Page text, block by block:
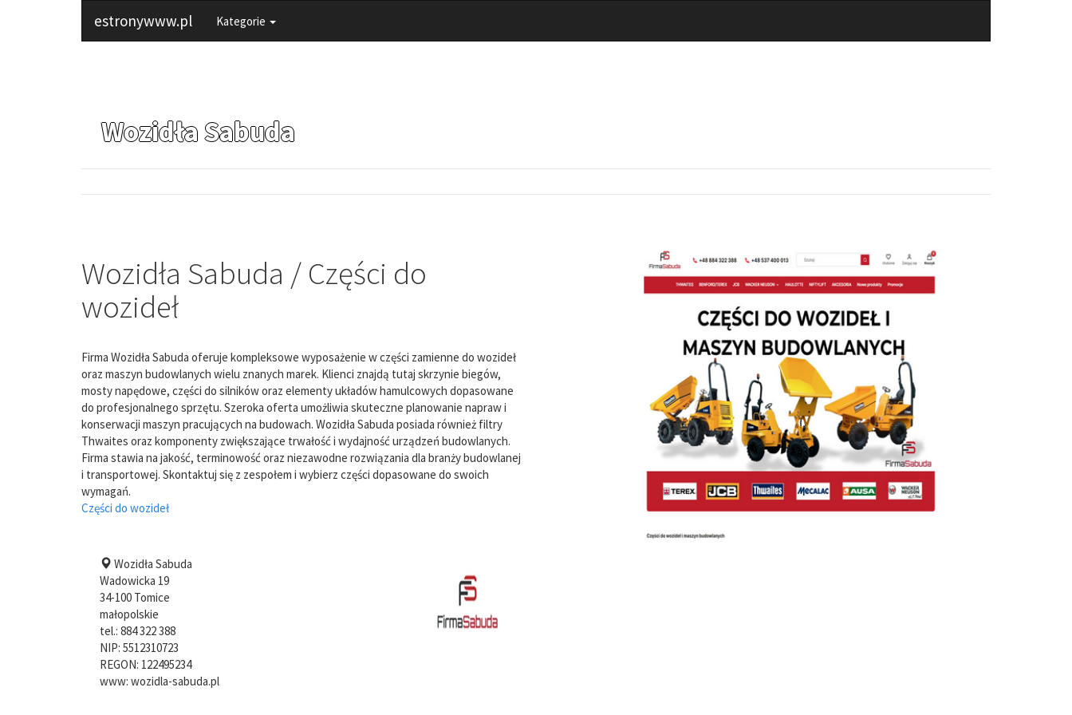
estronywww.pl Kategorie
Wozidła Sabuda
Wozidła Sabuda / Części do
wozideł
Firma Wozidła Sabuda oferuje kompleksowe wyposażenie w części zamienne do wozideł
oraz maszyn budowlanych wielu znanych marek. Klienci znajdą tutaj skrzynie biegów,
mosty napędowe, części do silników oraz elementy układów hamulcowych dopasowane
do profesjonalnego sprzętu. Szeroka oferta umożliwia skuteczne planowanie napraw i
konserwacji maszyn pracujących na budowach. Wozidła Sabuda posiada również filtry
Thwaites oraz komponenty zwiększające trwałość i wydajność urządzeń budowlanych.
Firma stawia na jakość, terminowość oraz niezawodne rozwiązania dla branży budowlanej
i transportowej. Skontaktuj się z zespołem i wybierz części dopasowane do swoich
wymagań.
Części do wozideł
Wozidła Sabuda
Wadowicka 19
34-100 Tomice
małopolskie
tel.: 884 322 388
NIP: 5512310723
REGON: 122495234
www: wozidla-sabuda.pl